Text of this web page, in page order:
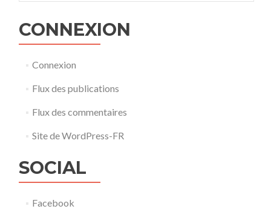
CONNEXION
Connexion
Flux des publications
Flux des commentaires
Site de WordPress-FR
SOCIAL
Facebook